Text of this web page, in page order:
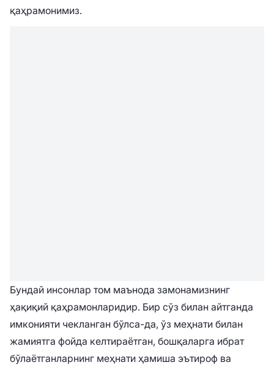
қаҳрамонимиз.
Бундай инсонлар том маънода замонамизнинг
ҳақиқий қаҳрамонларидир. Бир сўз билан айтганда
имконияти чекланган бўлса-да, ўз меҳнати билан
жамиятга фойда келтираётган, бошқаларга ибрат
бўлаётганларнинг меҳнати ҳамиша эътироф ва